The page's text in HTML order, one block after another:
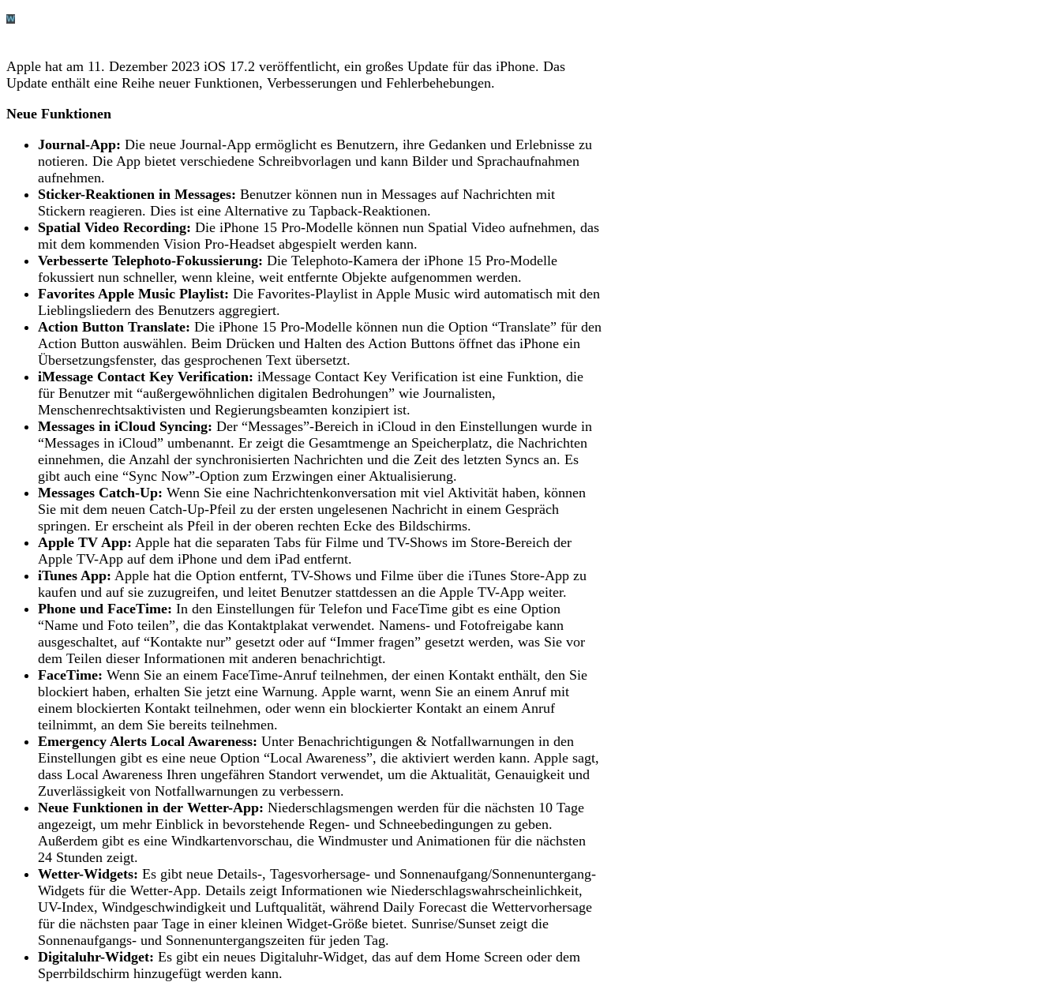
Apple hat am 11. Dezember 2023 iOS 17.2 veröffentlicht, ein großes Update für das iPhone. Das
Update enthält eine Reihe neuer Funktionen, Verbesserungen und Fehlerbehebungen.
Neue Funktionen
Journal-App: Die neue Journal-App ermöglicht es Benutzern, ihre Gedanken und Erlebnisse zu
notieren. Die App bietet verschiedene Schreibvorlagen und kann Bilder und Sprachaufnahmen
aufnehmen.
Sticker-Reaktionen in Messages: Benutzer können nun in Messages auf Nachrichten mit
Stickern reagieren. Dies ist eine Alternative zu Tapback-Reaktionen.
Spatial Video Recording: Die iPhone 15 Pro-Modelle können nun Spatial Video aufnehmen, das
mit dem kommenden Vision Pro-Headset abgespielt werden kann.
Verbesserte Telephoto-Fokussierung: Die Telephoto-Kamera der iPhone 15 Pro-Modelle
fokussiert nun schneller, wenn kleine, weit entfernte Objekte aufgenommen werden.
Favorites Apple Music Playlist: Die Favorites-Playlist in Apple Music wird automatisch mit den
Lieblingsliedern des Benutzers aggregiert.
Action Button Translate: Die iPhone 15 Pro-Modelle können nun die Option “Translate” für den
Action Button auswählen. Beim Drücken und Halten des Action Buttons öffnet das iPhone ein
Übersetzungsfenster, das gesprochenen Text übersetzt.
iMessage Contact Key Verification: iMessage Contact Key Verification ist eine Funktion, die
für Benutzer mit “außergewöhnlichen digitalen Bedrohungen” wie Journalisten,
Menschenrechtsaktivisten und Regierungsbeamten konzipiert ist.
Messages in iCloud Syncing: Der “Messages”-Bereich in iCloud in den Einstellungen wurde in
“Messages in iCloud” umbenannt. Er zeigt die Gesamtmenge an Speicherplatz, die Nachrichten
einnehmen, die Anzahl der synchronisierten Nachrichten und die Zeit des letzten Syncs an. Es
gibt auch eine “Sync Now”-Option zum Erzwingen einer Aktualisierung.
Messages Catch-Up: Wenn Sie eine Nachrichtenkonversation mit viel Aktivität haben, können
Sie mit dem neuen Catch-Up-Pfeil zu der ersten ungelesenen Nachricht in einem Gespräch
springen. Er erscheint als Pfeil in der oberen rechten Ecke des Bildschirms.
Apple TV App: Apple hat die separaten Tabs für Filme und TV-Shows im Store-Bereich der
Apple TV-App auf dem iPhone und dem iPad entfernt.
iTunes App: Apple hat die Option entfernt, TV-Shows und Filme über die iTunes Store-App zu
kaufen und auf sie zuzugreifen, und leitet Benutzer stattdessen an die Apple TV-App weiter.
Phone und FaceTime: In den Einstellungen für Telefon und FaceTime gibt es eine Option
“Name und Foto teilen”, die das Kontaktplakat verwendet. Namens- und Fotofreigabe kann
ausgeschaltet, auf “Kontakte nur” gesetzt oder auf “Immer fragen” gesetzt werden, was Sie vor
dem Teilen dieser Informationen mit anderen benachrichtigt.
FaceTime: Wenn Sie an einem FaceTime-Anruf teilnehmen, der einen Kontakt enthält, den Sie
blockiert haben, erhalten Sie jetzt eine Warnung. Apple warnt, wenn Sie an einem Anruf mit
einem blockierten Kontakt teilnehmen, oder wenn ein blockierter Kontakt an einem Anruf
teilnimmt, an dem Sie bereits teilnehmen.
Emergency Alerts Local Awareness: Unter Benachrichtigungen & Notfallwarnungen in den
Einstellungen gibt es eine neue Option “Local Awareness”, die aktiviert werden kann. Apple sagt,
dass Local Awareness Ihren ungefähren Standort verwendet, um die Aktualität, Genauigkeit und
Zuverlässigkeit von Notfallwarnungen zu verbessern.
Neue Funktionen in der Wetter-App: Niederschlagsmengen werden für die nächsten 10 Tage
angezeigt, um mehr Einblick in bevorstehende Regen- und Schneebedingungen zu geben.
Außerdem gibt es eine Windkartenvorschau, die Windmuster und Animationen für die nächsten
24 Stunden zeigt.
Wetter-Widgets: Es gibt neue Details-, Tagesvorhersage- und Sonnenaufgang/Sonnenuntergang-
Widgets für die Wetter-App. Details zeigt Informationen wie Niederschlagswahrscheinlichkeit,
UV-Index, Windgeschwindigkeit und Luftqualität, während Daily Forecast die Wettervorhersage
für die nächsten paar Tage in einer kleinen Widget-Größe bietet. Sunrise/Sunset zeigt die
Sonnenaufgangs- und Sonnenuntergangszeiten für jeden Tag.
Digitaluhr-Widget: Es gibt ein neues Digitaluhr-Widget, das auf dem Home Screen oder dem
Sperrbildschirm hinzugefügt werden kann.